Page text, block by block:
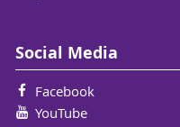
Social Media
Facebook
YouTube